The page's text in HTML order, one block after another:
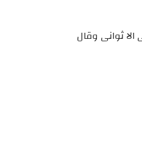
ثوانى وقال